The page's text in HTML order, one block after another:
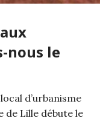
nous le
d’urbanisme
de Lille débute le